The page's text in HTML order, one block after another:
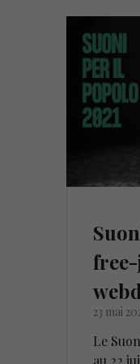
free-
23 mai
Le
au 22